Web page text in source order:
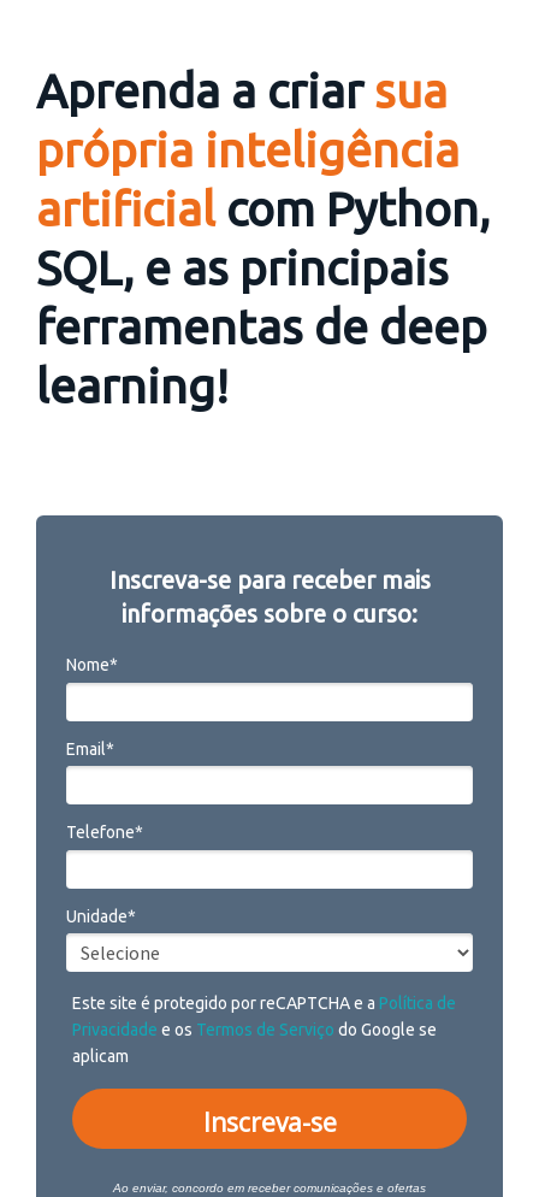
Aprenda a criarsua
própria inteligência
artificialcom Python,
SQL, e as principais
ferramentas de deep
learning!
Inscreva-se para receber mais
informações sobre o curso:
Nome*
Email*
Telefone*
Unidade*
Este site é protegido por reCAPTCHA e a Política de
Privacidade e os Termos de Serviço do Google se
aplicam
Inscreva-se
Ao enviar, concordo em receber comunicações e ofertas